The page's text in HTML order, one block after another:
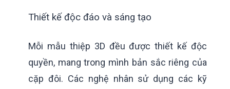
Thiết kế độc đáo và sáng tạo
Mỗi mẫu thiệp 3D đều được thiết kế độc
quyền, mang trong mình bản sắc riêng của
cặp đôi. Các nghệ nhân sử dụng các kỹ